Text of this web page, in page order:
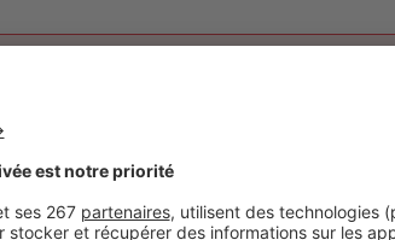
t-il des spécificités ?